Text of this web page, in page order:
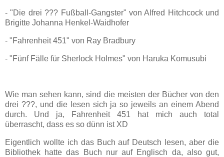
- "Die drei ??? Fußball-Gangster" von Alfred Hitchcock und
Brigitte Johanna Henkel-Waidhofer
- "Fahrenheit 451" von Ray Bradbury
- "Fünf Fälle für Sherlock Holmes" von Haruka Komusubi
Wie man sehen kann, sind die meisten der Bücher von den
drei ???, und die lesen sich ja so jeweils an einem Abend
durch. Und ja, Fahrenheit 451 hat mich auch total
überrascht, dass es so dünn ist XD
Eigentlich wollte ich das Buch auf Deutsch lesen, aber die
Bibliothek hatte das Buch nur auf Englisch da, also gut,